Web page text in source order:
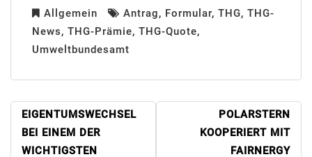
Allgemein Antrag, Formular, THG, THG-
News, THG-Prämie, THG-Quote,
Umweltbundesamt
BEITRAGSNAVIGATION
EIGENTUMSWECHSEL
BEI EINEM DER
WICHTIGSTEN
POLARSTERN
KOOPERIERT MIT
FAIRNERGY